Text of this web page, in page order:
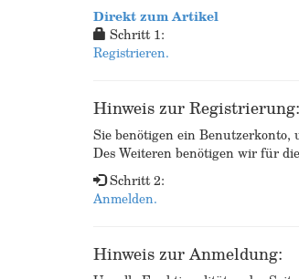
Direkt zum Artikel
Schritt 1:
Registrieren.
Hinweis zur Registrierung:
Sie benötigen ein
Des Weiteren benötigen wir für
Schritt 2:
Anmelden.
Hinweis zur Anmeldung: